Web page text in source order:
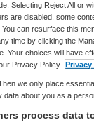
bij
rol bij zijn
van Stalman
Selecting Reject All or
are disabled, some
can resurface this
time by clicking the
Your choices will have
Privacy Policy.
Privacy
we only place
data about you as a
process data